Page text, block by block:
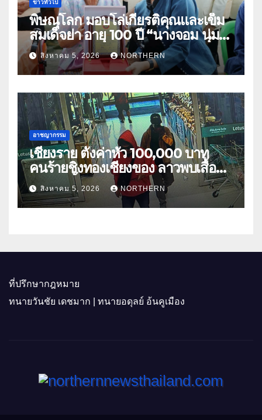
ข่าวทั่วไป
พิษณุโลก มอบโล่เกียรติคุณและเข็ม
สมเด็จย่า อายุ 100 ปี “นางจอม นุ่ม
เนตร” ตำบลบ้านกร่าง อำเภอเมือง
สิงหาคม 5, 2026 NORTHERN
อาชญากรรม
เชียงราย ตั้งค่าหัว 100,000 บาท
คนร้ายชิงทองเชียงของ ลาวพบเสื้อผ้า
คนร้ายตั้งจุดตรวจตามเส้นทาง
สิงหาคม 5, 2026 NORTHERN
ที่ปรึกษากฎหมาย
ทนายวันชัย เดชมาก | ทนายอดุลย์ อ้นคูเมือง